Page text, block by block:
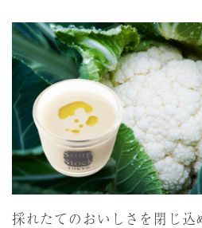
採れたてのおいしさを閉じ込